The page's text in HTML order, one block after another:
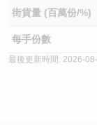
街貨量 (百萬份/%)
每手份數
最後更新時間: 2026-